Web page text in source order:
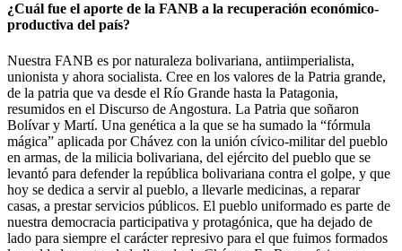
¿Cuál fue el aporte de la FANB a la recuperación económico-
productiva del país?
Nuestra FANB es por naturaleza bolivariana, antiimperialista,
unionista y ahora socialista. Cree en los valores de la Patria grande,
de la patria que va desde el Río Grande hasta la Patagonia,
resumidos en el Discurso de Angostura. La Patria que soñaron
Bolívar y Martí. Una genética a la que se ha sumado la “fórmula
mágica” aplicada por Chávez con la unión cívico-militar del pueblo
en armas, de la milicia bolivariana, del ejército del pueblo que se
levantó para defender la república bolivariana contra el golpe, y que
hoy se dedica a servir al pueblo, a llevarle medicinas, a reparar
casas, a prestar servicios públicos. El pueblo uniformado es parte de
nuestra democracia participativa y protagónica, que ha dejado de
lado para siempre el carácter represivo para el que fuimos formados